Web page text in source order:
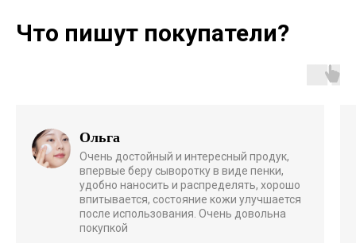
Что пишут покупатели?
Ольга
Очень достойный и интересный продук,
впервые беру сыворотку в виде пенки,
удобно наносить и распределять, хорошо
впитывается, состояние кожи улучшается
после использования. Очень довольна
покупкой